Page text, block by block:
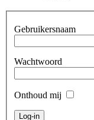
Gebruikersnaam
Wachtwoord
Onthoud mij